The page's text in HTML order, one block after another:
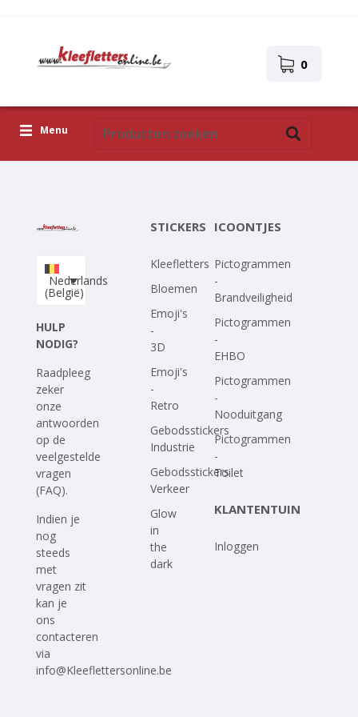
0
Menu
Upload je eigen ontwerp
Corona Covid-19
Nederlands
(België)
HULP
NODIG?
Raadpleeg
zeker
onze
antwoorden
op de
veelgestelde
vragen
(FAQ).
Indien je
nog
steeds
met
vragen zit
kan je
ons
contacteren
via
info@Kleeflettersonline.be
STICKERS
Kleefletters
Bloemen
Emoji's
-
3D
Emoji's
-
Retro
Gebodsstickers
Industrie
Gebodsstickers
Verkeer
Glow
in
the
dark
ICOONTJES
Pictogrammen
-
Brandveiligheid
Pictogrammen
-
EHBO
Pictogrammen
-
Nooduitgang
Pictogrammen
-
Toilet
KLANTENTUIN
Inloggen